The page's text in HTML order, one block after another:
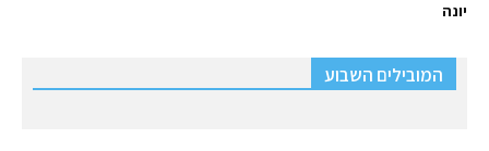
יונה
המובילים השבוע